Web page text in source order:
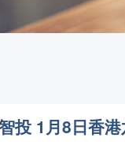
投 1月8日香